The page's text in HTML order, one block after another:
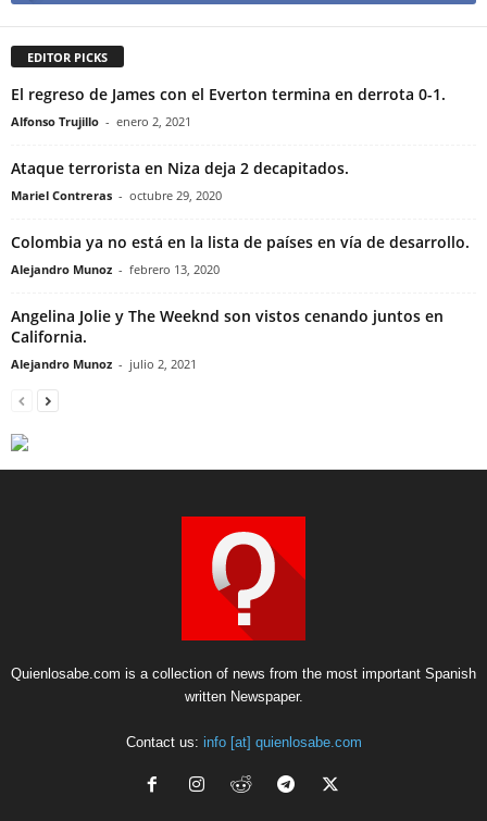
EDITOR PICKS
El regreso de James con el Everton termina en derrota 0-1.
Alfonso Trujillo - enero 2, 2021
Ataque terrorista en Niza deja 2 decapitados.
Mariel Contreras - octubre 29, 2020
Colombia ya no está en la lista de países en vía de desarrollo.
Alejandro Munoz - febrero 13, 2020
Angelina Jolie y The Weeknd son vistos cenando juntos en
California.
Alejandro Munoz - julio 2, 2021
Quienlosabe.com is a collection of news from the most important Spanish
written Newspaper.
Contact us: info [at] quienlosabe.com